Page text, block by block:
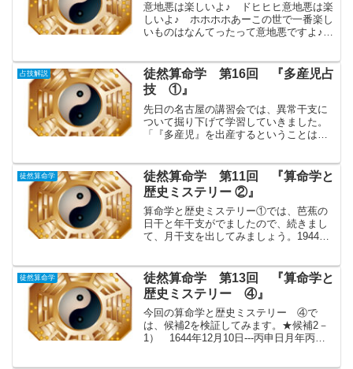
意地悪は楽しいよ♪ ドヒヒヒ意地悪は楽
しいよ♪ ホホホホあーこの世で一番楽し
いものはなんてったって意地悪ですよ♪こ
の作者、長谷川町子さんが書いた漫画
「いじわるばあさん」の...
占技解説
徒然算命学 第16回 『多産児占
技 ①』
先日の名古屋の講習会では、異常干支に
ついて掘り下げて学習していきました。
「『多産児』を出産するということは、
いですよ。」との先生が仰いましたの
で、今回から、多産児の宿命...
徒然算命学
徒然算命学 第11回 『算命学と
歴史ミステリー ②』
算命学と歴史ミステリー①では、芭蕉の
日干と年干支がでましたので、続きまし
て、月干支を出してみましょう。1944年
まで。12月の節入りは日7日ですから、...
徒然算命学
徒然算命学 第13回 『算命学と
歴史ミステリー ④』
今回の算命学と歴史ミステリー ④で
は、候補2を検証してみます。★候補2－
1） 1644年12月10日---丙申日月年丙丙